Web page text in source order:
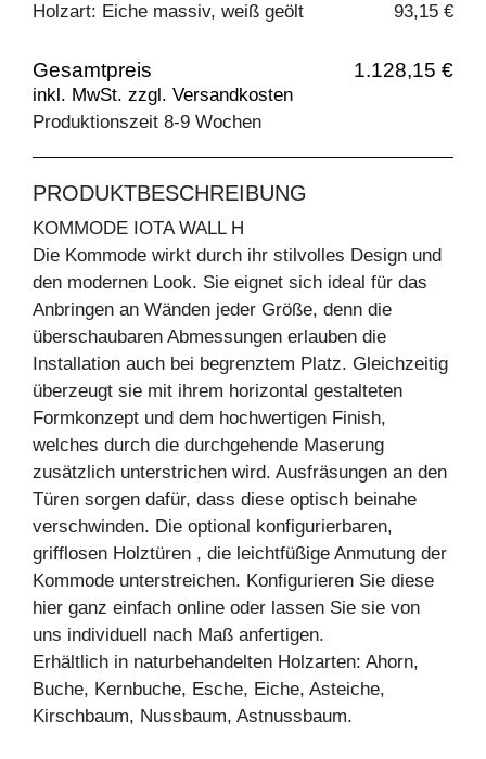
Holzart: Eiche massiv, weiß geölt
93,15 €
Gesamtpreis 1.128,15 €
inkl. MwSt. zzgl. Versandkosten
Produktionszeit 8-9 Wochen
PRODUKTBESCHREIBUNG
KOMMODE IOTA WALL H
Die Kommode wirkt durch ihr stilvolles Design und
den modernen Look. Sie eignet sich ideal für das
Anbringen an Wänden jeder Größe, denn die
überschaubaren Abmessungen erlauben die
Installation auch bei begrenztem Platz. Gleichzeitig
überzeugt sie mit ihrem horizontal gestalteten
Formkonzept und dem hochwertigen Finish,
welches durch die durchgehende Maserung
zusätzlich unterstrichen wird. Ausfräsungen an den
Türen sorgen dafür, dass diese optisch beinahe
verschwinden. Die optional konfigurierbaren,
grifflosen Holztüren , die leichtfüßige Anmutung der
Kommode unterstreichen. Konfigurieren Sie diese
hier ganz einfach online oder lassen Sie sie von
uns individuell nach Maß anfertigen.
Erhältlich in naturbehandelten Holzarten: Ahorn,
Buche, Kernbuche, Esche, Eiche, Asteiche,
Kirschbaum, Nussbaum, Astnussbaum.